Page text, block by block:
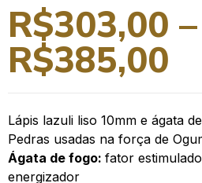
R$303,00 –
R$385,00
Lápis lazuli liso 10mm e ágata
Pedras usadas na força de
Ágata de fogo: fator
energizador